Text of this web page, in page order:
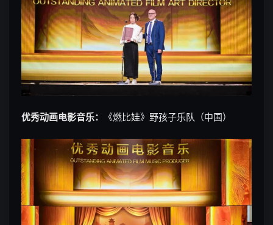
优秀动画电影音乐： 《燃比娃》野孩子乐队（中国）